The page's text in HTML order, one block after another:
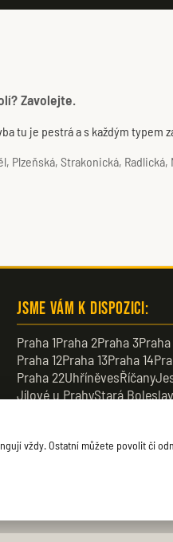
Zavolejte.
tu je pestrá a s každým typem
Strakonická, Radlická,
Jsme vám k dispozici:
Praha 1Praha 2Praha 3
Praha 12Praha 13Praha 14
Praha 22UhříněvesŘíčany
Jílové u PrahyStará Boleslav
vždy. Ostatní můžete povolit či